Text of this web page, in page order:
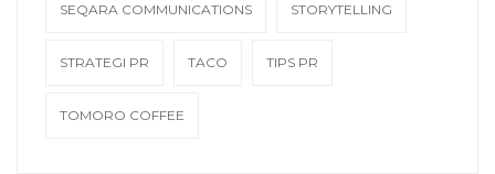
SEQARA COMMUNICATIONS STORYTELLING
STRATEGI PR TACO TIPS PR
TOMORO COFFEE